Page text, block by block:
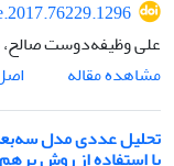
علی وظیفه‌دوست صالح،
مشاهده مقاله
تحلیل عددی مدل
با استفاده از روش